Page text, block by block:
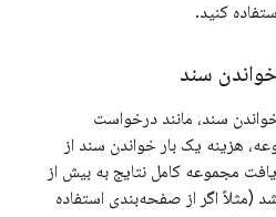
کنید.
سند
سند، مانند درخواست
هزینه یک بار خواندن سند از
مجموعه کامل نتایج به بیش از
(مثلاً اگر از صفحه‌بندی استفاده